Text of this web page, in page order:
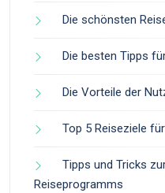
Die schönsten
Die besten Tipps
Die Vorteile der
Top 5 Reiseziele
Tipps und Tricks
Reiseprogramms